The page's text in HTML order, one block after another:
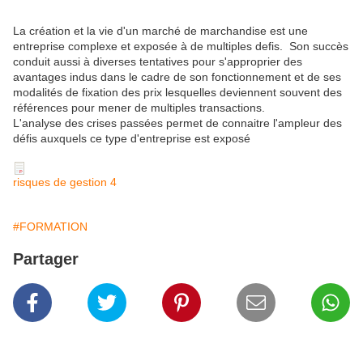
La création et la vie d'un marché de marchandise est une
entreprise complexe et exposée à de multiples defis. Son succès
conduit aussi à diverses tentatives pour s'approprier des
avantages indus dans le cadre de son fonctionnement et de ses
modalités de fixation des prix lesquelles deviennent souvent des
références pour mener de multiples transactions.
L'analyse des crises passées permet de connaitre l'ampleur des
défis auxquels ce type d'entreprise est exposé
risques de gestion 4
#FORMATION
Partager